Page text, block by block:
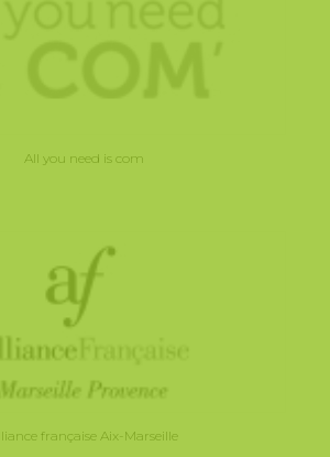
All you need is com
française Aix-Marseille